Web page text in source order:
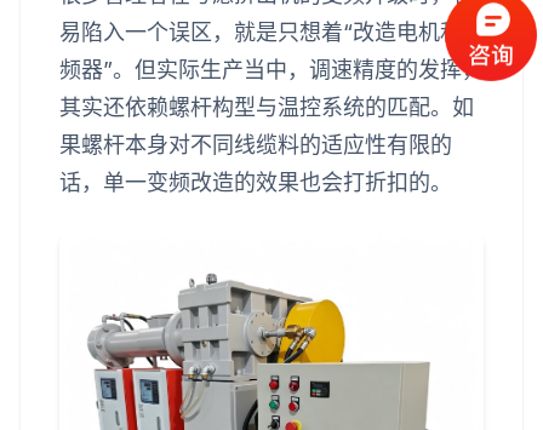
易陷入一个误区，就是只想着“改造电机和变
频器”。但实际生产当中，调速精度的发挥，
其实还依赖螺杆构型与温控系统的匹配。如
果螺杆本身对不同线缆料的适应性有限的
话，单一变频改造的效果也会打折扣的。